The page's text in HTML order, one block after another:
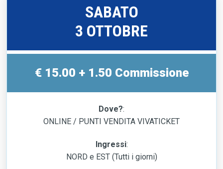
SABATO
3 OTTOBRE
€ 15.00 + 1.50 Commissione
Dove?:
ONLINE / PUNTI VENDITA VIVATICKET
Ingressi:
NORD e EST (Tutti i giorni)